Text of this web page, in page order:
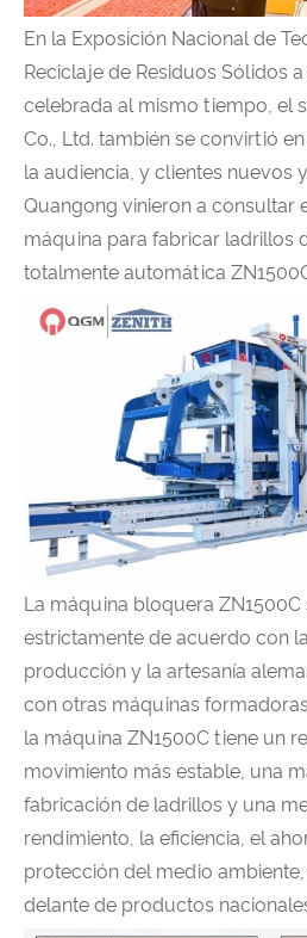
En la Exposición Nacional de
Reciclaje de Residuos Sólidos
celebrada al mismo tiempo, el
Co., Ltd. también se convirtió
la audiencia, y clientes nuevos
Quangong vinieron a consultar
máquina para fabricar ladrillos
totalmente automática
La máquina bloquera ZN1500C
estrictamente de acuerdo con
producción y la artesanía
con otras máquinas
la máquina ZN1500C tiene un
movimiento más estable, una
fabricación de ladrillos y una
rendimiento, la eficiencia, el
protección del medio
delante de productos